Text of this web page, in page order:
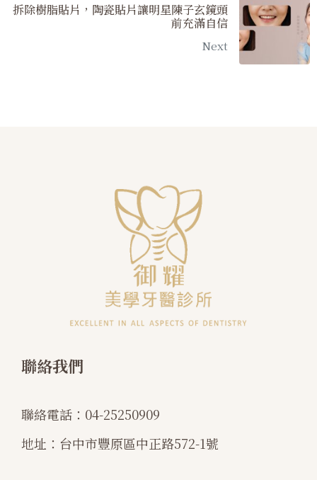
拆除樹脂貼片，陶瓷貼片讓明星陳子玄鏡頭
前充滿自信
Next
聯絡我們
聯絡電話： 04-25250909
地址： 台中市豐原區中正路572-1號